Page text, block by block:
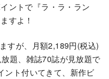
ントで『ラ・ラ・ラン
すよ！
すが、月額2,189円(税込)
題、雑誌70誌が見放題で
ント付いてきて、新作ビ